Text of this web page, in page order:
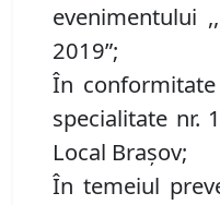
evenimentului
2019”;
În
specialitate nr.
Local Brașov;
În temeiul